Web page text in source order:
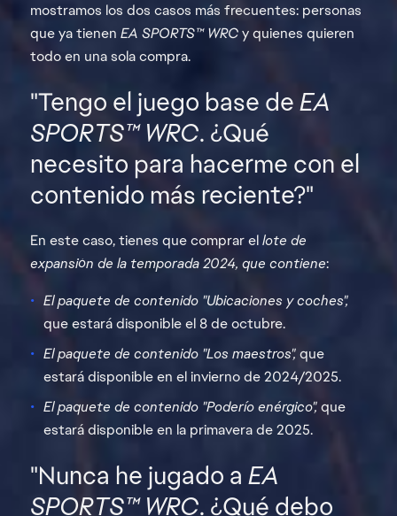
mostramos los dos casos más frecuentes: personas
que ya tienen EA SPORTS™ WRCy quienes quieren
todo en una sola compra.
"Tengo el juego base deEA
SPORTS™ WRC. ¿Qué
necesito para hacerme con el
contenido más reciente?"
En este caso, tienes que comprar ellote de
expansión de la temporada 2024, que contiene:
El paquete de contenido "Ubicaciones y coches",
que estará disponible el 8 de octubre.
El paquete de contenido "Los maestros",que
estará disponible en el invierno de 2024/2025.
El paquete de contenido "Poderío enérgico",que
estará disponible en la primavera de 2025.
"Nunca he jugado a EA
SPORTS™ WRC. ¿Qué debo